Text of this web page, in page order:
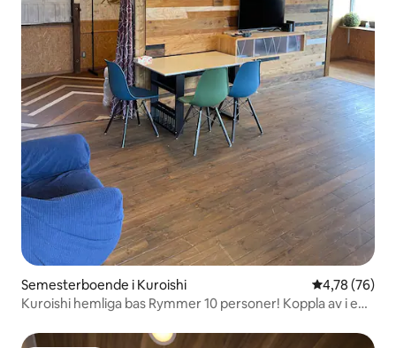
Semesterboende i Kuroishi 4,78 av 5 i
4,78 (76)
Kuroishi hemliga bas Rymmer 10 personer! Koppla av i en